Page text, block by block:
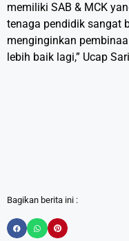
memiliki SAB & MCK
tenaga pendidik sangat
menginginkan
lebih baik lagi,” Ucap
Bagikan berita ini :